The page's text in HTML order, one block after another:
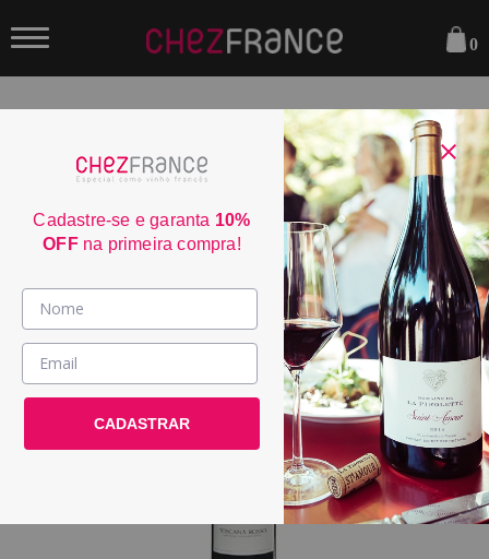
Vinhos >
País / Região >
Le Club >
0
ORDENAR POR:
Cadastre-se e garanta 10%
OFFna primeira compra!
CADASTRAR